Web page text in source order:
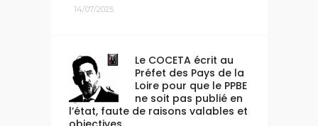
14/07/2025
Le COCETA écrit au
Préfet des Pays de la
Loire pour que le PPBE
ne soit pas publié en
l’état, faute de raisons valables et